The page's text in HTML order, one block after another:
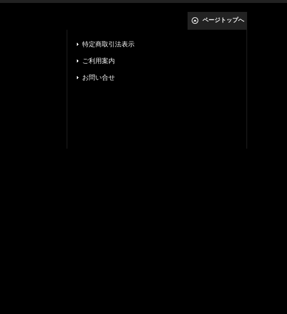
ページトップへ
特定商取引法表示
ご利用案内
お問い合せ